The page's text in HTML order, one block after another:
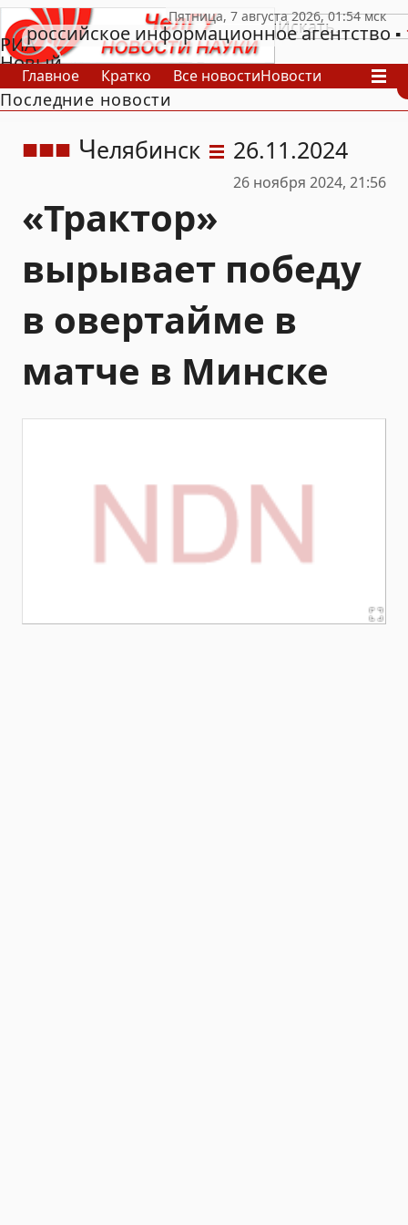
РИА
Новый
День
российское информационное агентство
Главное Кратко Все новостиНовости
В России
В мире
Последние новости
Челябинск 26.11.2024
26 ноября 2024, 21:56
«Трактор»
вырывает победу
в овертайме в
матче в Минске